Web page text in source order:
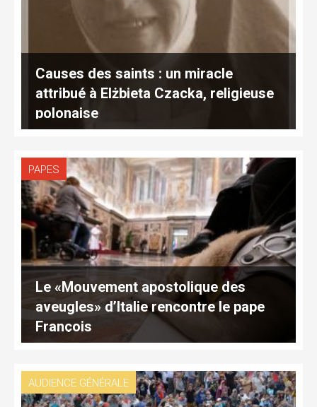
Causes des saints : un miracle
attribué à Elżbieta Czacka, religieuse
polonaise
PAPES
Le «Mouvement apostolique des
aveugles» d’Italie rencontre le pape
François
AUDIENCE GÉNÉRALE